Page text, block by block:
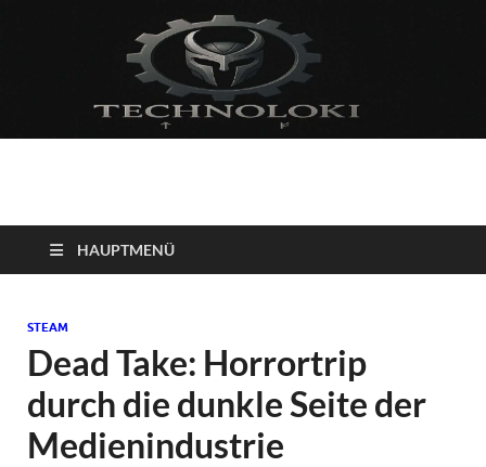
Technoloki: Gaming
und Entertainment
News
Blockbuster, Indie-Perlen und Retro-Klassiker.
HAUPTMENÜ
STEAM
Dead Take: Horrortrip
durch die dunkle Seite der
Medienindustrie